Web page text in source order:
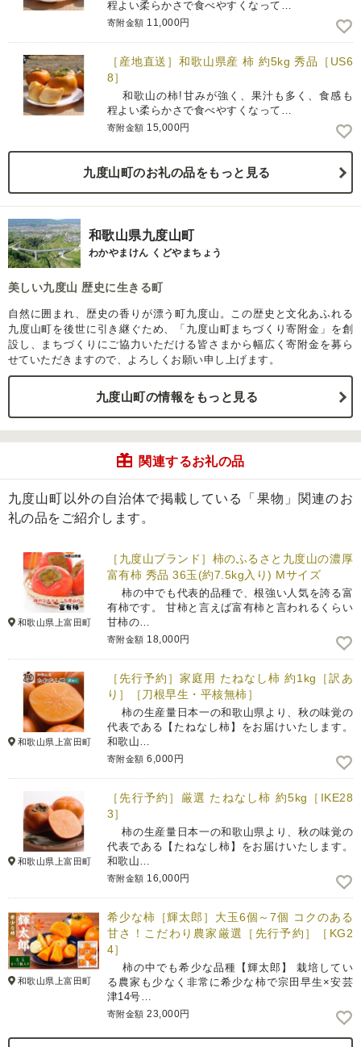
程よい柔らかさで食べやすくなって…
寄附金額 11,000円
［産地直送］和歌山県産 柿 約5kg 秀品［US6
8］
和歌山の柿!甘みが強く、果汁も多く、食感も
程よい柔らかさで食べやすくなって…
寄附金額 15,000円
九度山町のお礼の品をもっと見る
和歌山県九度山町
わかやまけん くどやまちょう
美しい九度山 歴史に生きる町
自然に囲まれ、歴史の香りが漂う町九度山。この歴史と文化あふれる
九度山町を後世に引き継ぐため、「九度山町まちづくり寄附金」を創
設し、まちづくりにご協力いただける皆さまから幅広く寄附金を募ら
せていただきますので、よろしくお願い申し上げます。
九度山町の情報をもっと見る
関連するお礼の品
九度山町以外の自治体で掲載している「果物」関連のお
礼の品をご紹介します。
和歌山県上富田町
［九度山ブランド］柿のふるさと九度山の濃厚
富有柿 秀品 36玉(約7.5kg入り) Mサイズ
柿の中でも代表的品種で、根強い人気を誇る富
有柿です。 甘柿と言えば富有柿と言われるくらい
甘柿の…
寄附金額 18,000円
和歌山県上富田町
［先行予約］家庭用 たねなし柿 約1kg［訳あ
り］［刀根早生・平核無柿］
柿の生産量日本一の和歌山県より、秋の味覚の
代表である【たねなし柿】をお届けいたします。
和歌山…
寄附金額 6,000円
和歌山県上富田町
［先行予約］厳選 たねなし柿 約5kg［IKE28
3］
柿の生産量日本一の和歌山県より、秋の味覚の
代表である【たねなし柿】をお届けいたします。
和歌山…
寄附金額 16,000円
和歌山県上富田町
希少な柿［輝太郎］大玉6個～7個 コクのある
甘さ！こだわり農家厳選［先行予約］［KG2
4］
柿の中でも希少な品種【輝太郎】 栽培してい
る農家も少なく非常に希少な柿で宗田早生×安芸
津14号…
寄附金額 23,000円